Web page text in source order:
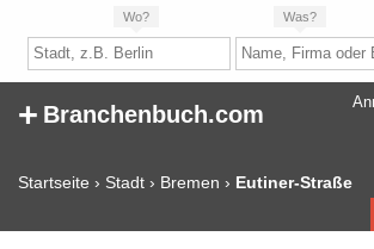
Wo? Was?
+ Branchenbuch.com
Startseite › Stadt › Bremen › Eutiner-Straße